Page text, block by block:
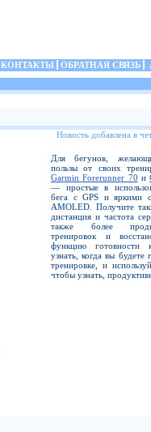
КОНТАКТЫ ОБРАТНАЯ СВЯЗЬ
Новость добавлена в
Для бегунов,
пользы от своих
Garmin Forerunner 70 и
— простые в
бега с GPS и яркими
AMOLED. Получите
дистанция и частота
также более
тренировок и
функцию готовности
узнать, когда вы будете
тренировке, и
чтобы узнать,